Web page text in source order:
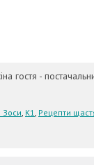
гостя -
Зоси, К1, Рецепти